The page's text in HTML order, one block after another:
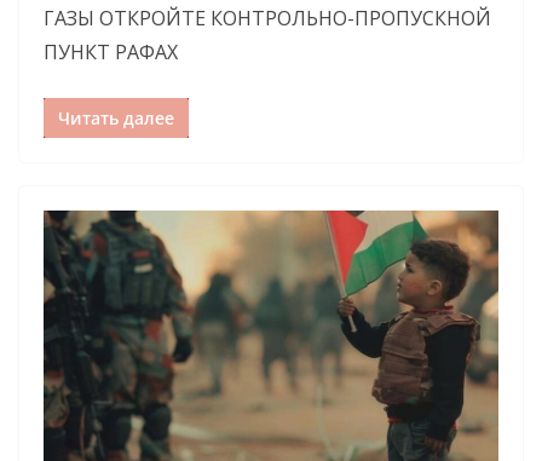
ГАЗЫ ОТКРОЙТЕ КОНТРОЛЬНО-ПРОПУСКНОЙ
ПУНКТ РАФАХ
Читать далее